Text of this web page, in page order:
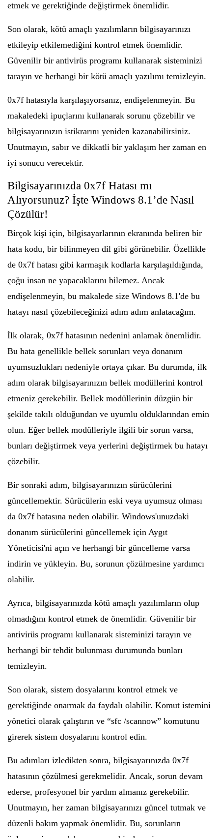
etmek ve gerektiğinde değiştirmek önemlidir.
Son olarak, kötü amaçlı yazılımların bilgisayarınızı
etkileyip etkilemediğini kontrol etmek önemlidir.
Güvenilir bir antivirüs programı kullanarak sisteminizi
tarayın ve herhangi bir kötü amaçlı yazılımı temizleyin.
0x7f hatasıyla karşılaşıyorsanız, endişelenmeyin. Bu
makaledeki ipuçlarını kullanarak sorunu çözebilir ve
bilgisayarınızın istikrarını yeniden kazanabilirsiniz.
Unutmayın, sabır ve dikkatli bir yaklaşım her zaman en
iyi sonucu verecektir.
Bilgisayarınızda 0x7f Hatası mı
Alıyorsunuz? İşte Windows 8.1’de Nasıl
Çözülür!
Birçok kişi için, bilgisayarlarının ekranında beliren bir
hata kodu, bir bilinmeyen dil gibi görünebilir. Özellikle
de 0x7f hatası gibi karmaşık kodlarla karşılaşıldığında,
çoğu insan ne yapacaklarını bilemez. Ancak
endişelenmeyin, bu makalede size Windows 8.1'de bu
hatayı nasıl çözebileceğinizi adım adım anlatacağım.
İlk olarak, 0x7f hatasının nedenini anlamak önemlidir.
Bu hata genellikle bellek sorunları veya donanım
uyumsuzlukları nedeniyle ortaya çıkar. Bu durumda, ilk
adım olarak bilgisayarınızın bellek modüllerini kontrol
etmeniz gerekebilir. Bellek modüllerinin düzgün bir
şekilde takılı olduğundan ve uyumlu olduklarından emin
olun. Eğer bellek modülleriyle ilgili bir sorun varsa,
bunları değiştirmek veya yerlerini değiştirmek bu hatayı
çözebilir.
Bir sonraki adım, bilgisayarınızın sürücülerini
güncellemektir. Sürücülerin eski veya uyumsuz olması
da 0x7f hatasına neden olabilir. Windows'unuzdaki
donanım sürücülerini güncellemek için Aygıt
Yöneticisi'ni açın ve herhangi bir güncelleme varsa
indirin ve yükleyin. Bu, sorunun çözülmesine yardımcı
olabilir.
Ayrıca, bilgisayarınızda kötü amaçlı yazılımların olup
olmadığını kontrol etmek de önemlidir. Güvenilir bir
antivirüs programı kullanarak sisteminizi tarayın ve
herhangi bir tehdit bulunması durumunda bunları
temizleyin.
Son olarak, sistem dosyalarını kontrol etmek ve
gerektiğinde onarmak da faydalı olabilir. Komut istemini
yönetici olarak çalıştırın ve “sfc /scannow” komutunu
girerek sistem dosyalarını kontrol edin.
Bu adımları izledikten sonra, bilgisayarınızda 0x7f
hatasının çözülmesi gerekmelidir. Ancak, sorun devam
ederse, profesyonel bir yardım almanız gerekebilir.
Unutmayın, her zaman bilgisayarınızı güncel tutmak ve
düzenli bakım yapmak önemlidir. Bu, sorunların